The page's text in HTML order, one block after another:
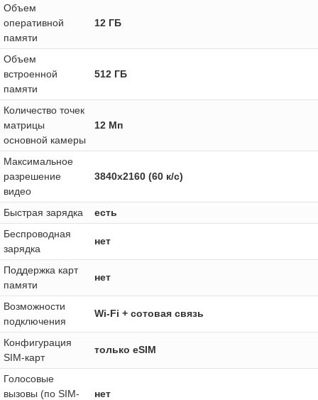
Объем
оперативной
памяти
12 ГБ
Объем
встроенной
памяти
512 ГБ
Количество точек
матрицы
основной камеры
12 Мп
Максимальное
разрешение
видео
3840x2160 (60 к/с)
Быстрая зарядка
есть
Беспроводная
зарядка
нет
Поддержка карт
памяти
нет
Возможности
подключения
Wi-Fi + сотовая связь
Конфигурация
SIM-карт
только eSIM
Голосовые
вызовы (по SIM-
нет